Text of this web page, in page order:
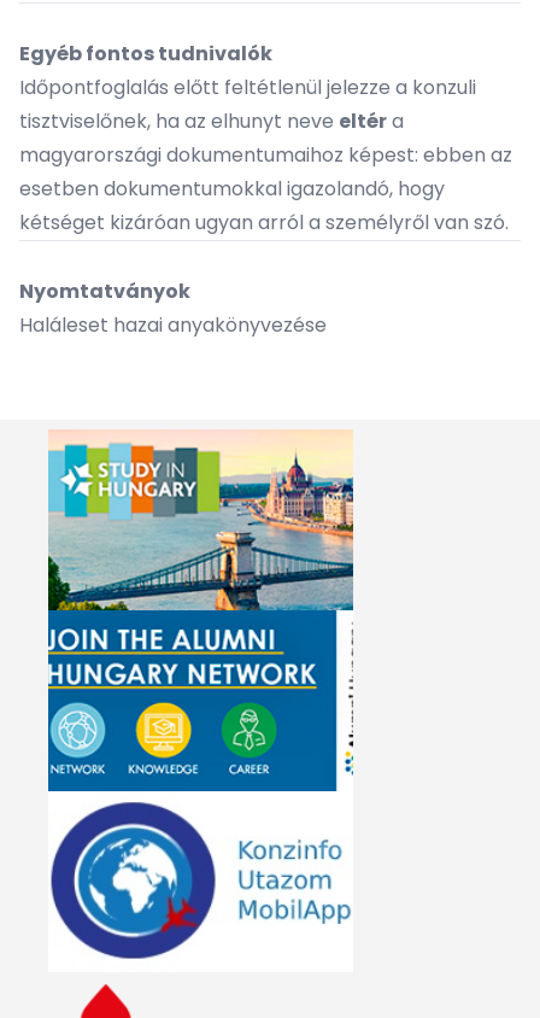
Egyéb fontos tudnivalók
Időpontfoglalás előtt feltétlenül jelezze a konzuli
tisztviselőnek, ha az elhunyt neve eltéra
magyarországi dokumentumaihoz képest: ebben az
esetben dokumentumokkal igazolandó, hogy
kétséget kizáróan ugyan arról a személyről van szó.
Nyomtatványok
Haláleset hazai anyakönyvezése